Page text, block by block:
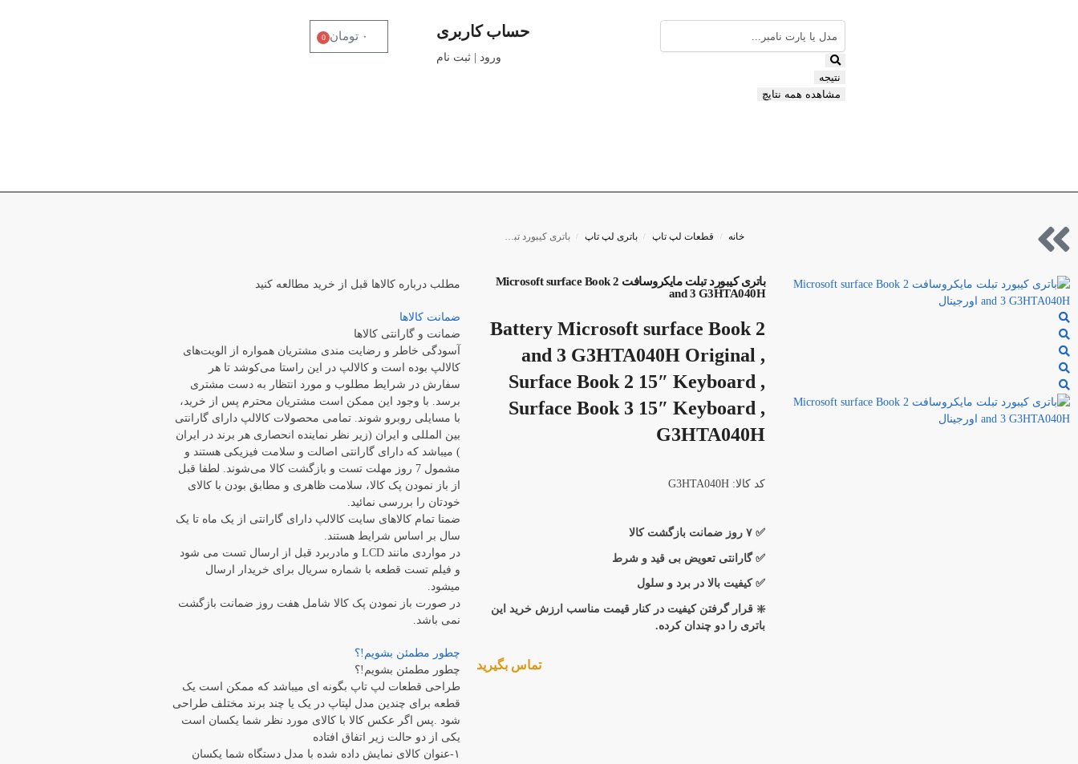
نتیجه
مشاهده همه نتایچ
حساب کاربری
ورود | ثبت نام
۰ تومان 0
خانه / قطعات لپ تاپ / باتری لپ تاپ / باتری کیبورد تبلت مایکروسافت Microsoft surface Book 2 and 3 G3HTA040H
باتری کیبورد تبلت مایکروسافت Microsoft surface Book 2
and 3 G3HTA040H
Battery Microsoft surface Book 2
and 3 G3HTA040H Original ,
Surface Book 2 15″ Keyboard ,
Surface Book 3 15″ Keyboard ,
G3HTA040H
کد کالا: G3HTA040H
✅ ۷ روز ضمانت بازگشت کالا
✅ گارانتی تعویض بی قید و شرط
✅ کیفیت بالا در برد و سلول
❇️ قرار گرفتن کیفیت در کنار قیمت مناسب ارزش خرید این
باتری را دو چندان کرده.
تماس بگیرید
مطلب درباره کالاها قبل از خرید مطالعه کنید
ضمانت کالاها
ضمانت و گارانتی کالاها
آسودگی خاطر و رضایت مندی مشتریان همواره از الویت‏‌های
کالالپ بوده است و کالالپ در این راستا می‏‌کوشد تا هر
سفارش در شرایط مطلوب و مورد انتظار به دست مشتری
برسد. با وجود این ممکن است مشتریان محترم پس از خرید،
با مسایلی روبرو شوند. تمامی محصولات کالالپ دارای گارانتی
بین المللی و ایران (زیر نظر نماینده انحصاری هر برند در ایران
) میباشد که دارای گارانتی اصالت و سلامت فیزیکی هستند و
مشمول 7 روز مهلت تست و بازگشت کالا می‌شوند. لطفا قبل
از باز نمودن پک کالا، سلامت ظاهری و مطابق بودن با کالای
خودتان را بررسی نمائید.
ضمنا تمام کالاهای سایت کالالپ دارای گارانتی از یک ماه تا یک
سال بر اساس شرایط هستند.
در مواردی مانند LCD و مادربرد قبل از ارسال تست می شود
و فیلم تست قطعه با شماره سریال برای خریدار ارسال
میشود.
در صورت باز نمودن پک کالا شامل هفت روز ضمانت بازگشت
نمی باشد.
چطور مطمئن بشویم!؟
چطور مطمئن بشویم!؟
طراحی قطعات لپ تاپ بگونه ای میباشد که ممکن است یک
قطعه برای چندین مدل لپتاپ در یک یا چند برند مختلف طراحی
شود .پس اگر عکس کالا با کالای مورد نظر شما یکسان است
یکی از دو حالت زیر اتفاق افتاده
۱-عنوان کالای نمایش داده شده با مدل دستگاه شما یکسان